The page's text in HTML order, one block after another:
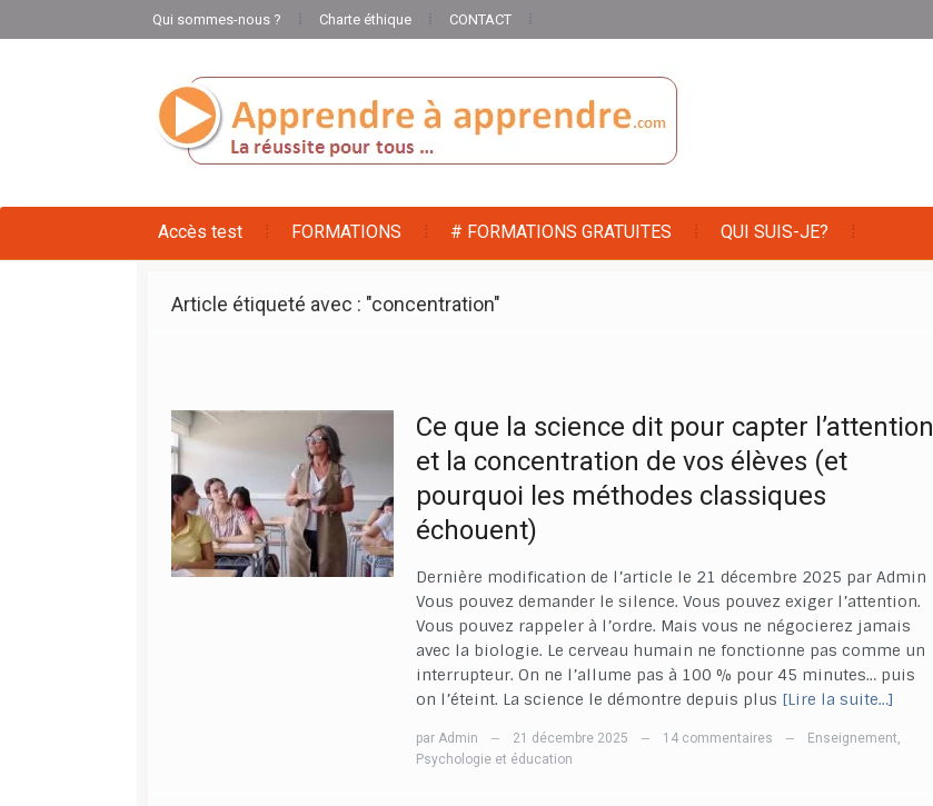
Qui sommes-nous ? Charte éthique CONTACT
Accès test FORMATIONS # FORMATIONS GRATUITES QUI SUIS-JE?
Article étiqueté avec : "concentration"
Ce que la science dit pour capter l’attention
et la concentration de vos élèves (et
pourquoi les méthodes classiques
échouent)
Dernière modification de l’article le 21 décembre 2025 par Admin
Vous pouvez demander le silence. Vous pouvez exiger l’attention.
Vous pouvez rappeler à l’ordre. Mais vous ne négocierez jamais
avec la biologie. Le cerveau humain ne fonctionne pas comme un
interrupteur. On ne l’allume pas à 100 % pour 45 minutes… puis
on l’éteint. La science le démontre depuis plus [Lire la suite…]
par Admin — 21 décembre 2025 — 14 commentaires — Enseignement,
Psychologie et éducation